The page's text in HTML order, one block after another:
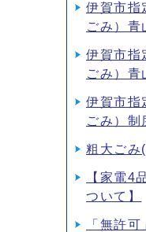
伊賀市指
ごみ）青
伊賀市指
ごみ）青
伊賀市指
ごみ）制
粗大ごみ
【家電4
ついて】
「無許